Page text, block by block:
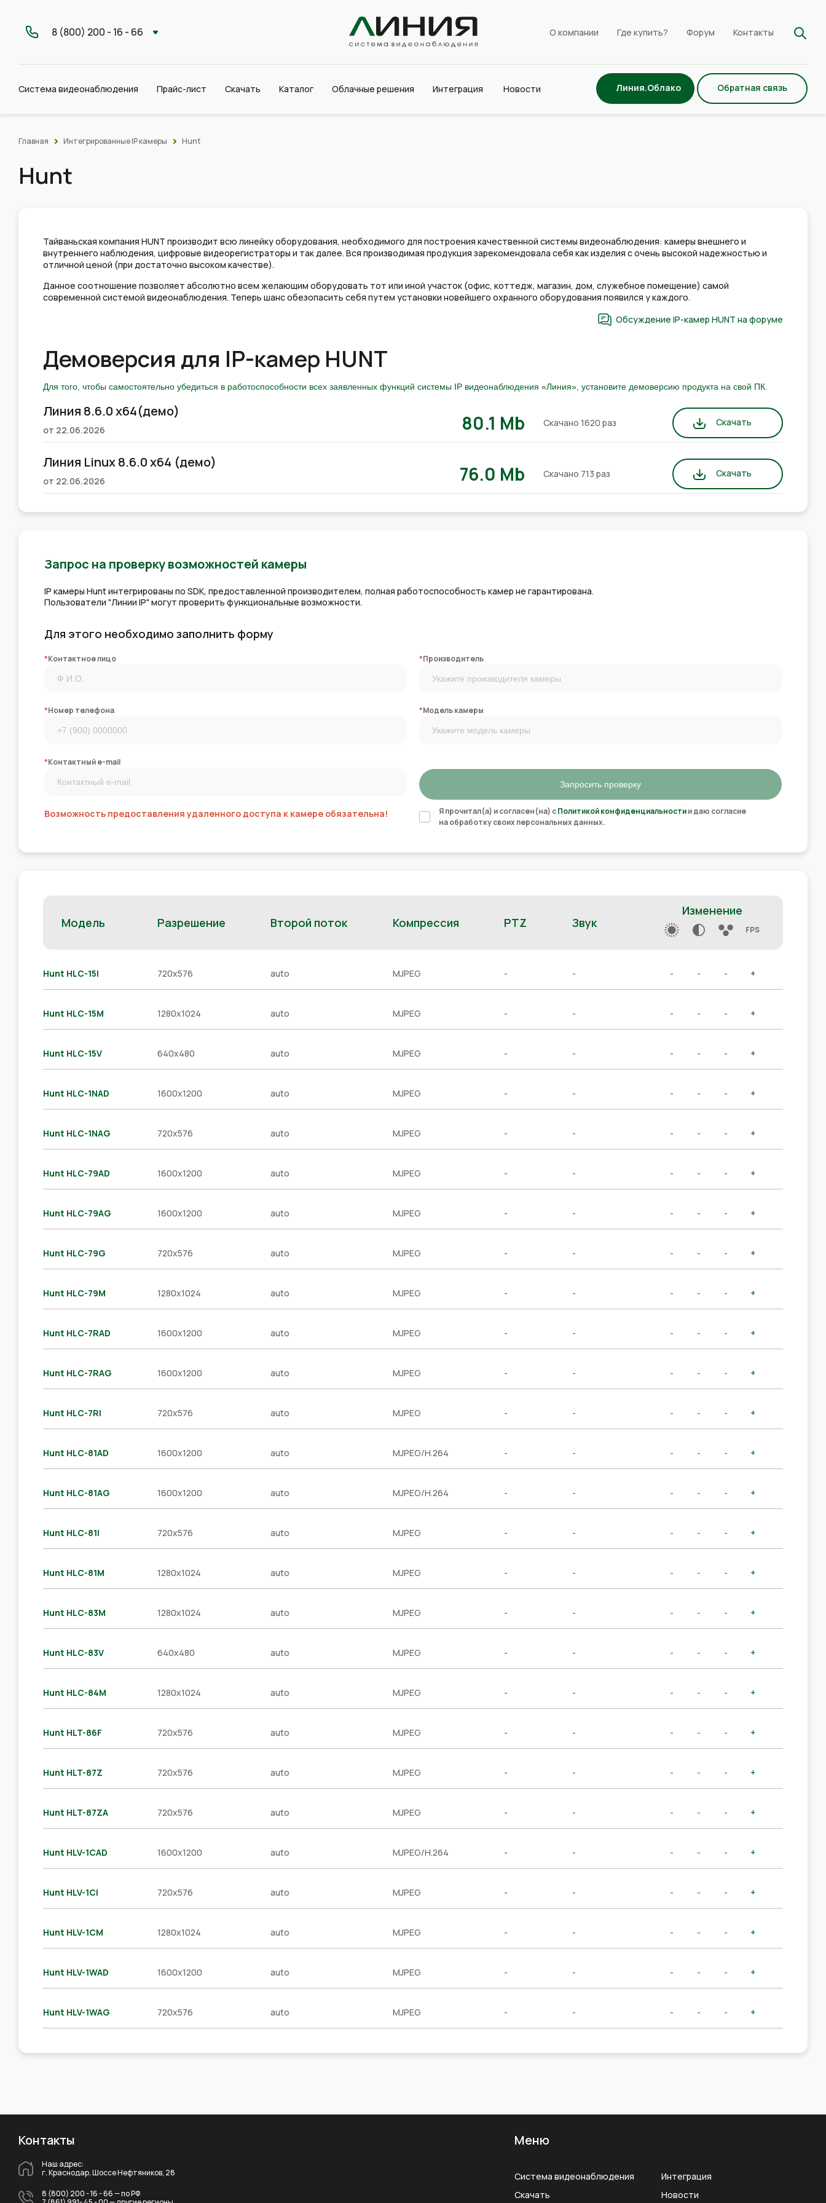
8 (800) 200 - 16 - 66 О компании Где купить? Форум Контакты
Система видеонаблюдения Прайс-лист Скачать Каталог Облачные решения Интеграция Новости Линия.Облако Обратная связь
Главная Интегрированные IP камеры Hunt
Hunt
Тайваньская компания HUNT производит всю линейку оборудования, необходимого для построения качественной системы видеонаблюдения: камеры внешнего и
внутреннего наблюдения, цифровые видеорегистраторы и так далее. Вся производимая продукция зарекомендовала себя как изделия с очень высокой надежностью и
отличной ценой (при достаточно высоком качестве).
Данное соотношение позволяет абсолютно всем желающим оборудовать тот или иной участок (офис, коттедж, магазин, дом, служебное помещение) самой
современной системой видеонаблюдения. Теперь шанс обезопасить себя путем установки новейшего охранного оборудования появился у каждого.
Обсуждение IP-камер HUNT на форуме
Демоверсия для IP-камер HUNT
Для того, чтобы самостоятельно убедиться в работоспособности всех заявленных функций системы IP видеонаблюдения «Линия», установите демоверсию продукта на свой ПК.
Линия 8.6.0 x64(демо)
от 22.06.2026 80.1 Mb Скачано 1620 раз Скачать
Линия Linux 8.6.0 x64 (демо)
от 22.06.2026 76.0 Mb Скачано 713 раз Скачать
Запрос на проверку возможностей камеры
IP камеры Hunt интегрированы по SDK, предоставленной производителем, полная работоспособность камер не гарантирована.
Пользователи "Линии IP" могут проверить функциональные возможности.
Для этого необходимо заполнить форму
*Контактное лицо
*Номер телефона
*Контактный e-mail
Возможность предоставления удаленного доступа к камере обязательна!
*Производитель
*Модель камеры
Запросить проверку
Я прочитал(а) и согласен(на) сПолитикой конфиденциальностии даю согласие
на обработку своих персональных данных.
Модель Разрешение Второй поток Компрессия PTZ Звук
Изменение
FPS
Hunt HLC-15I 720x576 auto MJPEG - - - - - +
Hunt HLC-15M 1280x1024 auto MJPEG - - - - - +
Hunt HLC-15V 640x480 auto MJPEG - - - - - +
Hunt HLC-1NAD 1600x1200 auto MJPEG - - - - - +
Hunt HLC-1NAG 720x576 auto MJPEG - - - - - +
Hunt HLC-79AD 1600x1200 auto MJPEG - - - - - +
Hunt HLC-79AG 1600x1200 auto MJPEG - - - - - +
Hunt HLC-79G 720x576 auto MJPEG - - - - - +
Hunt HLC-79M 1280x1024 auto MJPEG - - - - - +
Hunt HLC-7RAD 1600x1200 auto MJPEG - - - - - +
Hunt HLC-7RAG 1600x1200 auto MJPEG - - - - - +
Hunt HLC-7RI 720x576 auto MJPEG - - - - - +
Hunt HLC-81AD 1600x1200 auto MJPEG/H.264 - - - - - +
Hunt HLC-81AG 1600x1200 auto MJPEG/H.264 - - - - - +
Hunt HLC-81I 720x576 auto MJPEG - - - - - +
Hunt HLC-81M 1280x1024 auto MJPEG - - - - - +
Hunt HLC-83M 1280x1024 auto MJPEG - - - - - +
Hunt HLC-83V 640x480 auto MJPEG - - - - - +
Hunt HLC-84M 1280x1024 auto MJPEG - - - - - +
Hunt HLT-86F 720x576 auto MJPEG - - - - - +
Hunt HLT-87Z 720x576 auto MJPEG - - - - - +
Hunt HLT-87ZA 720x576 auto MJPEG - - - - - +
Hunt HLV-1CAD 1600x1200 auto MJPEG/H.264 - - - - - +
Hunt HLV-1CI 720x576 auto MJPEG - - - - - +
Hunt HLV-1CM 1280x1024 auto MJPEG - - - - - +
Hunt HLV-1WAD 1600x1200 auto MJPEG - - - - - +
Hunt HLV-1WAG 720x576 auto MJPEG - - - - - +
Контакты
Наш адрес:
г. Краснодар, Шоссе Нефтяников, 28
8 (800) 200 - 16 - 66— по РФ
Меню
Система видеонаблюдения
Скачать
Интеграция
Новости